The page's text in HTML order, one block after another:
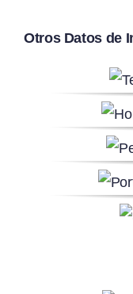
Otros Datos de